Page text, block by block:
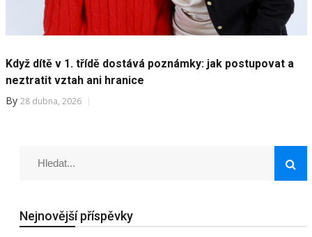
Když dítě v 1. třídě dostává poznámky: jak postupovat a
neztratit vztah ani hranice
By 28 dubna, 2026
Nejnovější příspěvky